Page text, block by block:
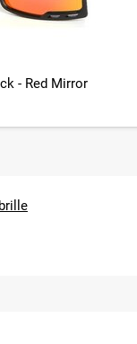
- Red Mirror